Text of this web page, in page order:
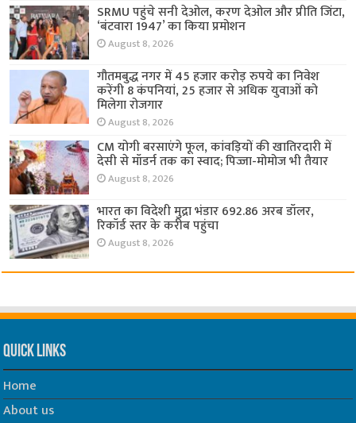
SRMU पहुंचे सनी देओल, करण देओल और प्रीति जिंटा,
‘बंटवारा 1947’ का किया प्रमोशन
August 8, 2026
गौतमबुद्ध नगर में 45 हजार करोड़ रुपये का निवेश
करेंगी 8 कंपनियां, 25 हजार से अधिक युवाओं को
मिलेगा रोजगार
August 8, 2026
CM योगी बरसाएंगे फूल, कांवड़ियों की खातिरदारी में
देसी से मॉडर्न तक का स्वाद; पिज्जा-मोमोज भी तैयार
August 8, 2026
भारत का विदेशी मुद्रा भंडार 692.86 अरब डॉलर,
रिकॉर्ड स्तर के करीब पहुंचा
August 8, 2026
Quick Links
Home
About us